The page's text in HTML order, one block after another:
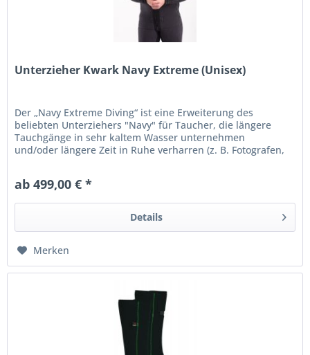
Unterzieher Kwark Navy Extreme (Unisex)
Der „Navy Extreme Diving“ ist eine Erweiterung des
beliebten Unterziehers "Navy" für Taucher, die längere
Tauchgänge in sehr kaltem Wasser unternehmen
und/oder längere Zeit in Ruhe verharren (z. B. Fotografen,
ab 499,00 € *
Details
Merken